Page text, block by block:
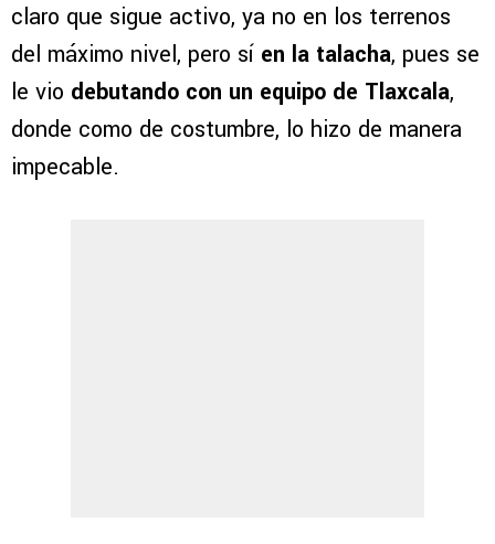
claro que sigue activo, ya no en los terrenos
del máximo nivel, pero sí en la talacha, pues se
le vio debutando con un equipo de Tlaxcala,
donde como de costumbre, lo hizo de manera
impecable.